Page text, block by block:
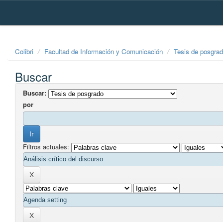
Skip
Colibri Facultad de Información y Comunicación Tesis de
Buscar
Buscar:
por
Filtros actuales: